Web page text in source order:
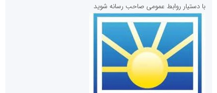
روابط عمومی خبرگزاری گزارش خبر
با دستیار روابط عمومی صاحب رسانه شوید